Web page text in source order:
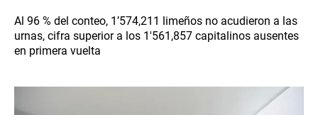
Al 96 % del conteo, 1’574,211 limeños no acudieron a las
urnas, cifra superior a los 1′561,857 capitalinos ausentes
en primera vuelta